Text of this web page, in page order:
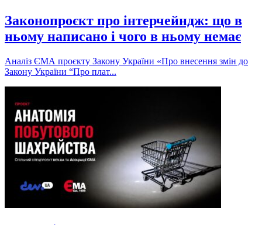
Законопроєкт про інтерчейндж: що в
ньому написано і чого в ньому немає
Аналіз ЄМА проєкту Закону України «Про внесення змін до
Закону України “Про плат...